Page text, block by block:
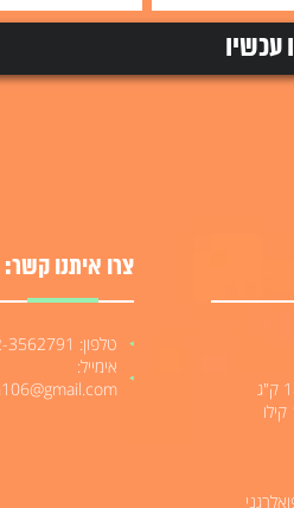
צרו איתנו קשר:
טלפון: 052-3562791
אימייל: